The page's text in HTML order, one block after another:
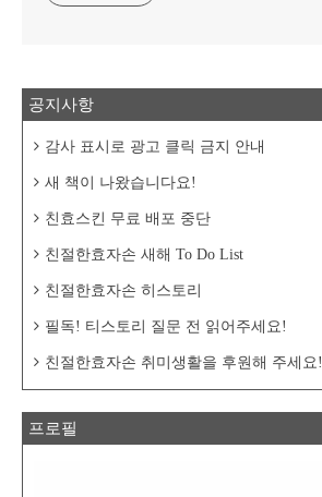
공지사항
감사 표시로 광고 클릭 금지 안내
새 책이 나왔습니다요!
친효스킨 무료 배포 중단
친절한효자손 새해 To Do List
친절한효자손 히스토리
필독! 티스토리 질문 전 읽어주세요!
친절한효자손 취미생활을 후원해 주세요!
프로필